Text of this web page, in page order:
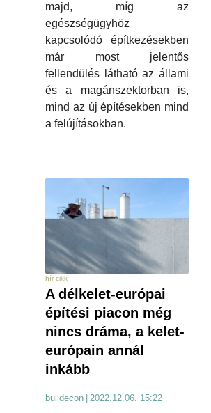
majd, míg az
egészségügyhöz
kapcsolódó építkezésekben
már most jelentős
fellendülés látható az állami
és a magánszektorban is,
mind az új építésekben mind
a felújításokban.
hír cikk
A délkelet-európai
építési piacon még
nincs dráma, a kelet-
európain annál
inkább
buildecon 2022.12.06. 15:22